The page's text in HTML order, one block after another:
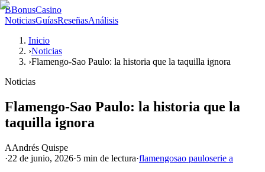
BBonusCasino
NoticiasGuíasReseñasAnálisis
Inicio
›Noticias
›Flamengo-Sao Paulo: la historia que la taquilla ignora
Noticias
Flamengo-Sao Paulo: la historia que la
taquilla ignora
AAndrés Quispe
·22 de junio, 2026·5 min de lectura·flamengosao pauloserie a